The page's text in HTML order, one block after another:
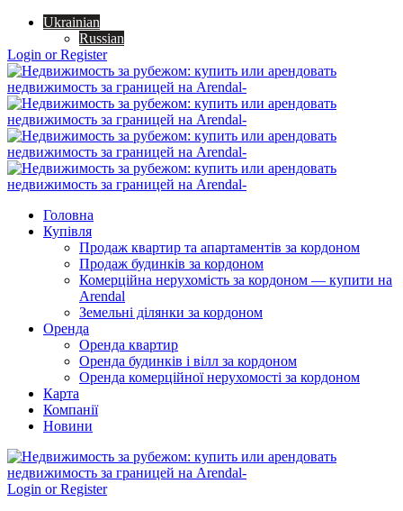
Ukrainian
Russian
Login or Register
Головна
Купівля
Продаж квартир та апартаментів за кордоном
Продаж будинків за кордоном
Комерційна нерухомість за кордоном — купити на
Arendal
Земельні ділянки за кордоном
Оренда
Оренда квартир
Оренда будинків і вілл за кордоном
Оренда комерційної нерухомості за кордоном
Карта
Компанії
Новини
Login or Register